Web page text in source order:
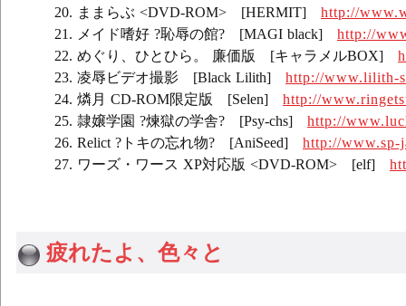
ままらぶ <DVD-ROM> [HERMIT] http://
メイド嗜好 ?恥辱の館? [MAGI black] http://
めぐり、ひとひら。 廉価版 [キャラメルBOX]
凌辱ビデオ撮影 [Black Lilith] http://www.lilith-
燐月 CD-ROM限定版 [Selen] http://
隷嬢学園 ?煉獄の学舎? [Psy-chs] http://
Relict ?トキの忘れ物? [AniSeed] http://www.sp-
ワーズ・ワース XP対応版 <DVD-ROM> [elf]
疲れたよ、色々と